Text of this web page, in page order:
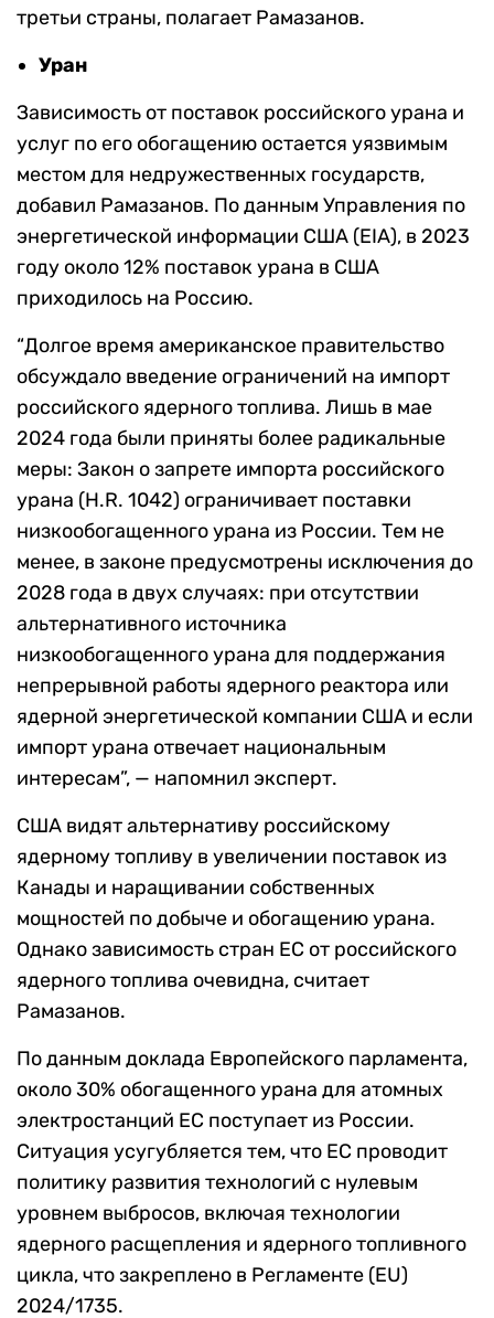
третьи страны, полагает Рамазанов.
Уран
Зависимость от поставок российского урана и
услуг по его обогащению остается уязвимым
местом для недружественных государств,
добавил Рамазанов. По данным Управления по
энергетической информации США (EIA), в 2023
году около 12% поставок урана в США
приходилось на Россию.
“Долгое время американское правительство
обсуждало введение ограничений на импорт
российского ядерного топлива. Лишь в мае
2024 года были приняты более радикальные
меры: Закон о запрете импорта российского
урана (H.R. 1042) ограничивает поставки
низкообогащенного урана из России. Тем не
менее, в законе предусмотрены исключения до
2028 года в двух случаях: при отсутствии
альтернативного источника
низкообогащенного урана для поддержания
непрерывной работы ядерного реактора или
ядерной энергетической компании США и если
импорт урана отвечает национальным
интересам”, — напомнил эксперт.
США видят альтернативу российскому
ядерному топливу в увеличении поставок из
Канады и наращивании собственных
мощностей по добыче и обогащению урана.
Однако зависимость стран ЕС от российского
ядерного топлива очевидна, считает
Рамазанов.
По данным доклада Европейского парламента,
около 30% обогащенного урана для атомных
электростанций ЕС поступает из России.
Ситуация усугубляется тем, что ЕС проводит
политику развития технологий с нулевым
уровнем выбросов, включая технологии
ядерного расщепления и ядерного топливного
цикла, что закреплено в Регламенте (EU)
2024/1735.